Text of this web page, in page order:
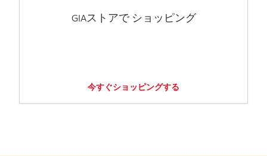
GIAストアで ショッピング
今すぐショッピングする